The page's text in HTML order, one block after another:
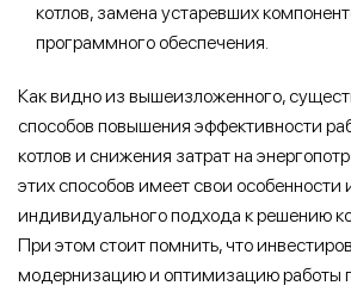
котлов, замена устаревших
программного обеспечения.
Как видно из вышеизложенного,
способов повышения эффективности
котлов и снижения затрат на
этих способов имеет свои особенности
индивидуального подхода к решению
При этом стоит помнить, что
модернизацию и оптимизацию работы